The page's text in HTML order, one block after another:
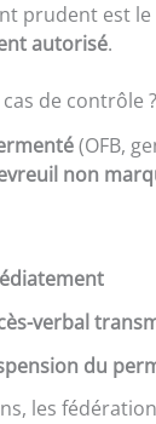
prudent est
autorisé.
de contrôle ?
(OFB,
non
verbal
du
les